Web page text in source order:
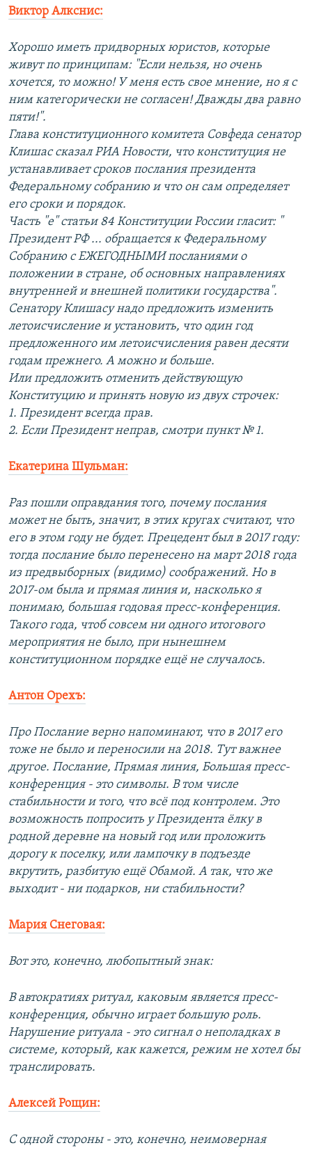
Виктор Алкснис:
Хорошо иметь придворных юристов, которые
живут по принципам: "Если нельзя, но очень
хочется, то можно! У меня есть свое мнение, но я с
ним категорически не согласен! Дважды два равно
пяти!".
Глава конституционного комитета Совфеда сенатор
Клишас сказал РИА Новости, что конституция не
устанавливает сроков послания президента
Федеральному собранию и что он сам определяет
его сроки и порядок.
Часть "е" статьи 84 Конституции России гласит: "
Президент РФ ... обращается к Федеральному
Собранию с ЕЖЕГОДНЫМИ посланиями о
положении в стране, об основных направлениях
внутренней и внешней политики государства".
Сенатору Клишасу надо предложить изменить
летоисчисление и установить, что один год
предложенного им летоисчисления равен десяти
годам прежнего. А можно и больше.
Или предложить отменить действующую
Конституцию и принять новую из двух строчек:
1. Президент всегда прав.
2. Если Президент неправ, смотри пункт № 1.
Екатерина Шульман:
Раз пошли оправдания того, почему послания
может не быть, значит, в этих кругах считают, что
его в этом году не будет. Прецедент был в 2017 году:
тогда послание было перенесено на март 2018 года
из предвыборных (видимо) соображений. Но в
2017-ом была и прямая линия и, насколько я
понимаю, большая годовая пресс-конференция.
Такого года, чтоб совсем ни одного итогового
мероприятия не было, при нынешнем
конституционном порядке ещё не случалось.
Антон Орехъ:
Про Послание верно напоминают, что в 2017 его
тоже не было и переносили на 2018. Тут важнее
другое. Послание, Прямая линия, Большая пресс-
конференция - это символы. В том числе
стабильности и того, что всё под контролем. Это
возможность попросить у Президента ёлку в
родной деревне на новый год или проложить
дорогу к поселку, или лампочку в подъезде
вкрутить, разбитую ещё Обамой. А так, что же
выходит - ни подарков, ни стабильности?
Мария Снеговая:
Вот это, конечно, любопытный знак:
В автократиях ритуал, каковым является пресс-
конференция, обычно играет большую роль.
Нарушение ритуала - это сигнал о неполадках в
системе, который, как кажется, режим не хотел бы
транслировать.
Алексей Рощин:
С одной стороны - это, конечно, неимоверная